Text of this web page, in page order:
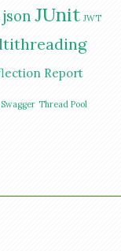
json JUnit JWT
Report
Swagger Thread Pool